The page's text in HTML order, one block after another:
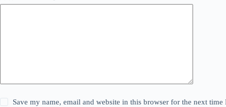
Save my name, email and website in this browser for the next time